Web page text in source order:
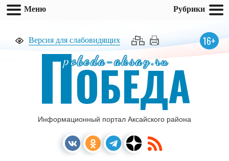
Версия для слабовидящих 16+
pobeda-aksay.ru
ПОБЕДА
Информационный портал Аксайского района
Меню Рубрики